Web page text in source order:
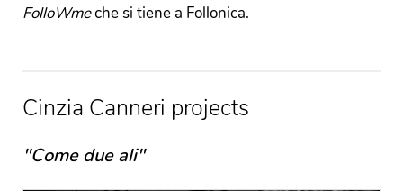
FolloWmeche si tiene a Follonica.
Cinzia Canneri projects
"Come due ali"